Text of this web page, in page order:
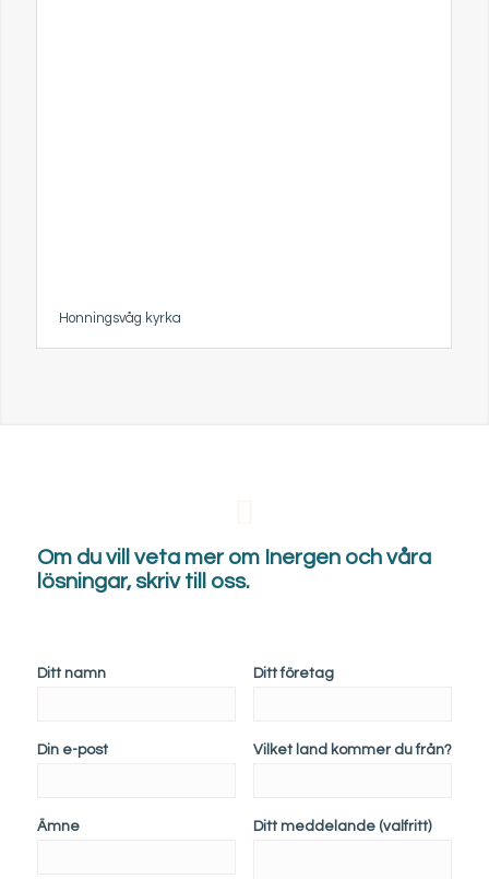
Honningsvåg kyrka
Om du vill veta mer om Inergen och våra
lösningar, skriv till oss.
Ditt namn Ditt företag
Din e-post Vilket land kommer du från?
Ämne Ditt meddelande (valfritt)